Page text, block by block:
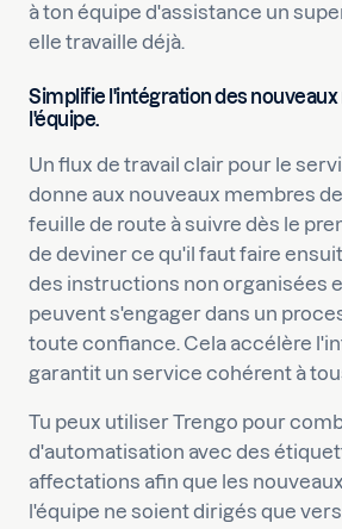
à ton équipe d'assistance un
elle travaille déjà.
Simplifie l'intégration des
l'équipe.
Un flux de travail clair pour le
donne aux nouveaux membres
feuille de route à suivre dès le
de deviner ce qu'il faut faire
des instructions non organisées
peuvent s'engager dans un
toute confiance. Cela accélère
garantit un service cohérent à
Tu peux utiliser Trengo pour
d'automatisation avec des
affectations afin que les
l'équipe ne soient dirigés que